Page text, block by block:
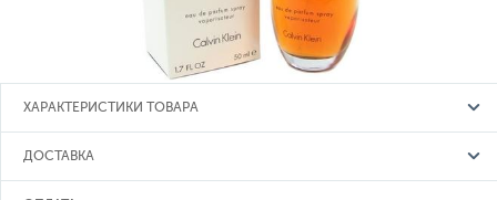
ХАРАКТЕРИСТИКИ ТОВАРА
ДОСТАВКА